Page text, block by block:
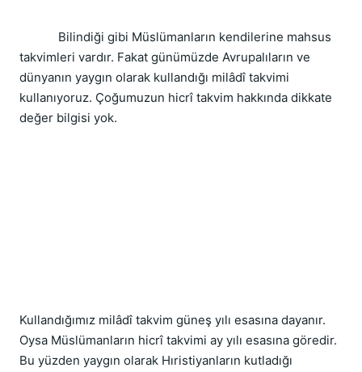
Bilindiği gibi Müslümanların kendilerine mahsus
takvimleri vardır. Fakat günümüzde Avrupalıların ve
dünyanın yaygın olarak kullandığı milâdî takvimi
kullanıyoruz. Çoğumuzun hicrî takvim hakkında dikkate
değer bilgisi yok.
Kullandığımız milâdî takvim güneş yılı esasına dayanır.
Oysa Müslümanların hicrî takvimi ay yılı esasına göredir.
Bu yüzden yaygın olarak Hıristiyanların kutladığı